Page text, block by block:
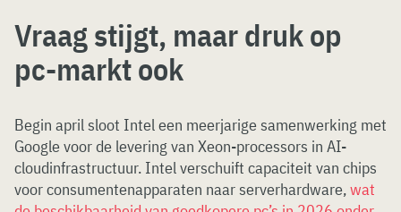
Vraag stijgt, maar druk op
pc-markt ook
Begin april sloot Intel een meerjarige samenwerking met
Google voor de levering van Xeon-processors in AI-
cloudinfrastructuur. Intel verschuift capaciteit van chips
voor consumentenapparaten naar serverhardware,wat